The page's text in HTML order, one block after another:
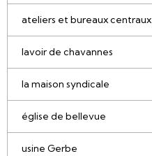
ateliers et bureaux centraux
lavoir de chavannes
la maison syndicale
église de bellevue
usine Gerbe